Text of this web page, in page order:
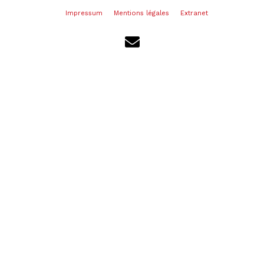
Impressum Mentions légales Extranet